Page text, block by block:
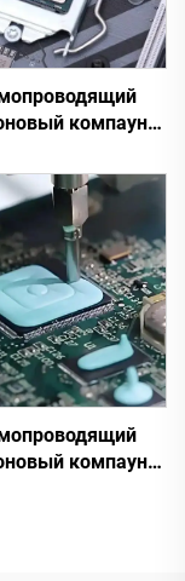
компаунд
C-628
компаунд